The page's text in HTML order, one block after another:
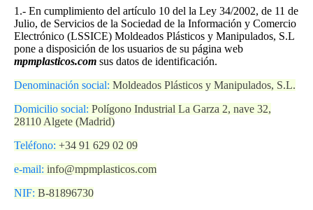
1.- En cumplimiento del artículo 10 del la Ley 34/2002, de 11 de
Julio, de Servicios de la Sociedad de la Información y Comercio
Electrónico (LSSICE) Moldeados Plásticos y Manipulados, S.L
pone a disposición de los usuarios de su página web
mpmplasticos.com sus datos de identificación.
Denominación social: Moldeados Plásticos y Manipulados, S.L.
Domicilio social: Polígono Industrial La Garza 2, nave 32,
28110 Algete (Madrid)
Teléfono: +34 91 629 02 09
e-mail: info@mpmplasticos.com
NIF: B-81896730